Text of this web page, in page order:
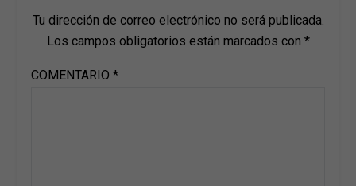
Tu dirección de correo electrónico no será publicada.
Los campos obligatorios están marcados con *
COMENTARIO *